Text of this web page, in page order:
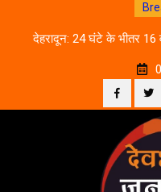
देहरादून: 24 घंटे के भीतर 16